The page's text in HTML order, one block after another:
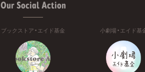
Our Social Action
ブックストア・エイド基金 小劇場・エイド基